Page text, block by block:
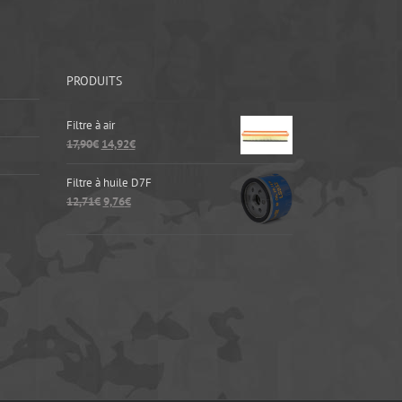
PRODUITS
Filtre à air
17,90€ 14,92€
Filtre à huile D7F
12,71€ 9,76€